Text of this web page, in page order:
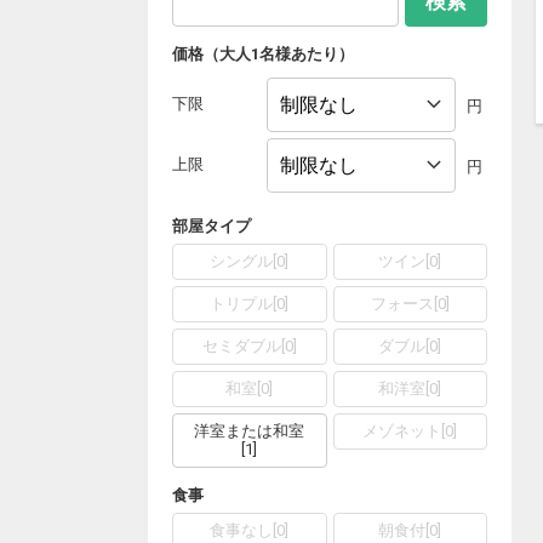
価格（大人1名様あたり）
下限 円
上限 円
部屋タイプ
シングル 0 ツイン 0
トリプル 0 フォース 0]
セミダブル[ 0] ダブル 0
和室 0 和洋室 0
洋室または和室
1
メゾネット 0
食事
食事なし 0 朝食付 0